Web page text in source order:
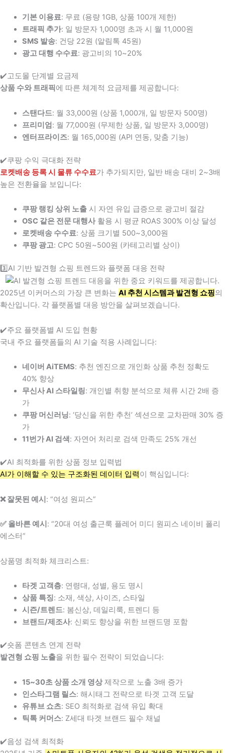
기본 이용료: 무료 (용량 1GB, 상품 100개 제한)
트래픽 추가: 일 방문자 1,000명 초과 시 월 11,000원
SMS 발송: 건당 22원 (알림톡 45원)
광고 대행 수수료: 광고비의 10~20%
✔️고도몰 단계별 요금제
상품 수와 트래픽 에 따른 체계적 요금제를 제공합니다:
스탠다드: 월 33,000원 (상품 1,000개, 일 방문자 500명)
프리미엄 : 월 77,000원 (무제한 상품, 일 방문자 3,000명)
엔터프라이즈: 월 165,000원 (API 연동, 맞춤 기능)
✔️쿠팡 수익 극대화 전략
로켓배송 등록 시 물류 수수료가 추가되지만, 일반 배송 대비 2~3배
높은 전환율을 보입니다:
쿠팡 랭킹 상위 노출시 자연 유입 급증으로 광고비 절감
OSC 같은 전문 대행사활용 시 평균 ROAS 300% 이상 달성
로켓배송 수수료: 상품 크기별 500~3,000원
쿠팡 광고: CPC 50원~500원 (카테고리별 상이)
3️⃣AI 기반 발견형 쇼핑 트렌드와 플랫폼 대응 전략
2025년 이커머스의 가장 큰 변화는 AI 추천 시스템과 발견형 쇼핑의
확산입니다. 각 플랫폼별 대응 방안을 살펴보겠습니다.
✔️주요 플랫폼별 AI 도입 현황
국내 주요 플랫폼들의 AI 기술 적용 사례입니다:
네이버 AiTEMS: 추천 엔진으로 개인화 상품 추천 정확도
40% 향상
무신사 AI 스타일링: 개인별 취향 분석으로 체류 시간 2배 증
가
쿠팡 머신러닝: ‘당신을 위한 추천’ 섹션으로 교차판매 30% 증
가
11번가 AI 검색 : 자연어 처리로 검색 만족도 25% 개선
✔️AI 최적화를 위한 상품 정보 입력법
AI가 이해할 수 있는 구조화된 데이터 입력이 핵심입니다:
❌ 잘못된 예시 : “여성 원피스”
✅ 올바른 예시 : “20대 여성 출근룩 플레어 미디 원피스 네이비 폴리
에스터”
상품명 최적화 체크리스트:
타겟 고객층: 연령대, 성별, 용도 명시
상품 특징: 소재, 색상, 사이즈, 스타일
시즌/트렌드: 봄신상, 데일리룩, 트렌디 등
브랜드/제조사: 신뢰도 향상을 위한 브랜드명 포함
✔️숏폼 콘텐츠 연계 전략
발견형 쇼핑 노출을 위한 필수 전략이 되었습니다:
15~30초 상품 소개 영상제작으로 노출 3배 증가
인스타그램 릴스: 해시태그 전략으로 타겟 고객 도달
유튜브 쇼츠: SEO 최적화로 검색 유입 확대
틱톡 커머스: Z세대 타겟 브랜드 필수 채널
✔️음성 검색 최적화